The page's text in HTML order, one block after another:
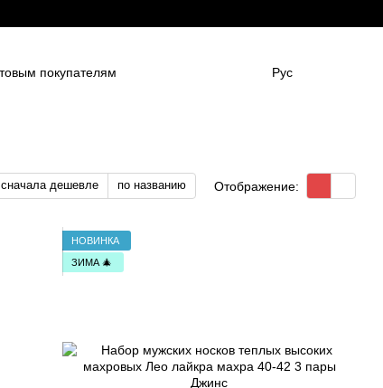
покупателям
Рус
сначала дешевле по названию Отображение:
НОВИНКА
ЗИМА 🎄